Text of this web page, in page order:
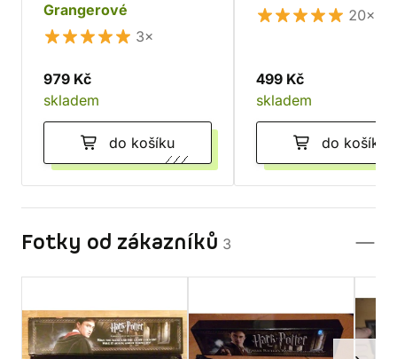
Grangerové
3×
979 Kč
skladem
do košíku
20×
499 Kč
skladem
do košíku
Fotky od zákazníků 3